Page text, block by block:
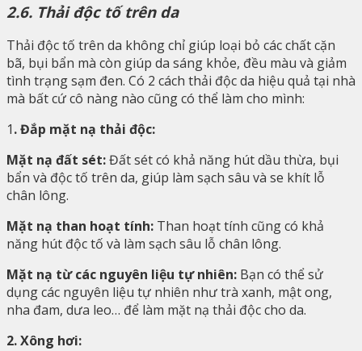
2.6. Thải độc tố trên da
Thải độc tố trên da không chỉ giúp loại bỏ các chất cặn
bã, bụi bẩn mà còn giúp da sáng khỏe, đều màu và giảm
tình trạng sạm đen. Có 2 cách thải độc da hiệu quả tại nhà
mà bất cứ cô nàng nào cũng có thể làm cho mình:
1. Đắp mặt nạ thải độc:
Mặt nạ đất sét:Đất sét có khả năng hút dầu thừa, bụi
bẩn và độc tố trên da, giúp làm sạch sâu và se khít lỗ
chân lông.
Mặt nạ than hoạt tính: Than hoạt tính cũng có khả
năng hút độc tố và làm sạch sâu lỗ chân lông.
Mặt nạ từ các nguyên liệu tự nhiên: Bạn có thể sử
dụng các nguyên liệu tự nhiên như trà xanh, mật ong,
nha đam, dưa leo… để làm mặt nạ thải độc cho da.
2. Xông hơi: